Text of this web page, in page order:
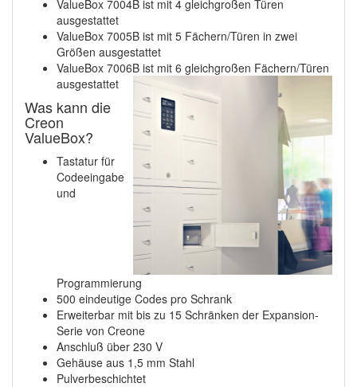
ValueBox 7004B ist mit 4 gleichgroßen Türen
ausgestattet
ValueBox 7005B ist mit 5 Fächern/Türen in zwei
Größen ausgestattet
ValueBox 7006B ist mit 6 gleichgroßen Fächern/Türen
ausgestattet
Was kann die
Creon
ValueBox?
Tastatur für
Codeeingabe
und
Programmierung
500 eindeutige Codes pro Schrank
Erweiterbar mit bis zu 15 Schränken der Expansion-
Serie von Creone
Anschluß über 230 V
Gehäuse aus 1,5 mm Stahl
Pulverbeschichtet